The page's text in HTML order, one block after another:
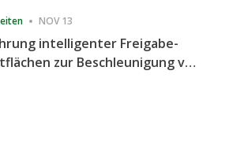
NOV 13
intelligenter Freigabe-
zur Beschleunigung von